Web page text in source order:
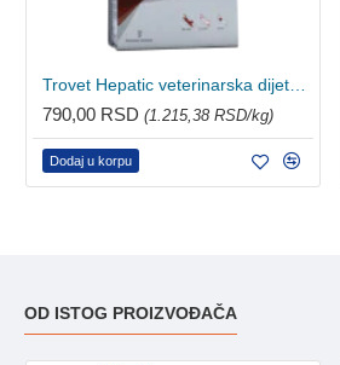
790,00 RSD (1.215,38 RSD/kg)
Dodaj u korpu
OD ISTOG PROIZVOĐAČA